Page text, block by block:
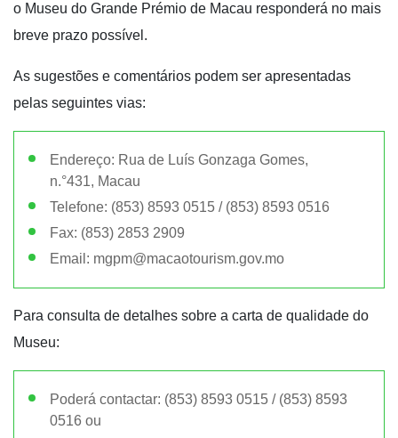
o Museu do Grande Prémio de Macau responderá no mais
breve prazo possível.
As sugestões e comentários podem ser apresentadas
pelas seguintes vias:
Endereço: Rua de Luís Gonzaga Gomes,
n.°431, Macau
Telefone: (853) 8593 0515 / (853) 8593 0516
Fax: (853) 2853 2909
Email: mgpm@macaotourism.gov.mo
Para consulta de detalhes sobre a carta de qualidade do
Museu:
Poderá contactar: (853) 8593 0515 / (853) 8593
0516 ou